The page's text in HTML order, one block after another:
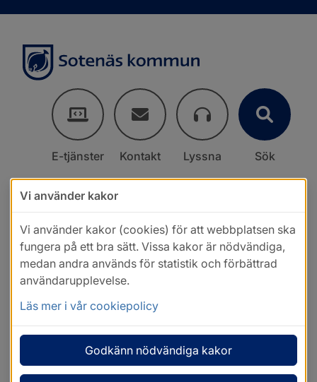
E-tjänster Kontakt Lyssna Sök
Vi använder kakor
Vi använder kakor (cookies) för att webbplatsen ska
fungera på ett bra sätt. Vissa kakor är nödvändiga,
medan andra används för statistik och förbättrad
användarupplevelse.
Läs mer i vår cookiepolicy
Godkänn nödvändiga kakor